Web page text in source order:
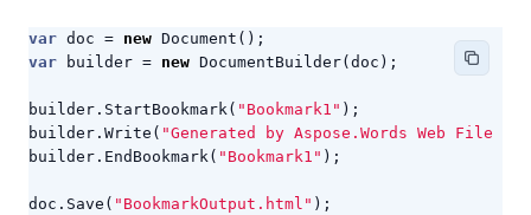
var doc = new Document ();
var
builder = new DocumentBuilder( doc );
builder . StartBookmark( "Bookmark1" );
builder . Write ( "Generated by Aspose.Words Web File
builder . EndBookmark( "Bookmark1" );
doc . Save ( "BookmarkOutput.html" );